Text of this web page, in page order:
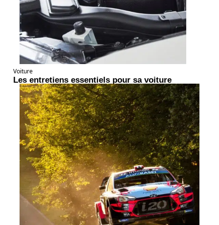
Voiture
Les entretiens essentiels pour sa voiture